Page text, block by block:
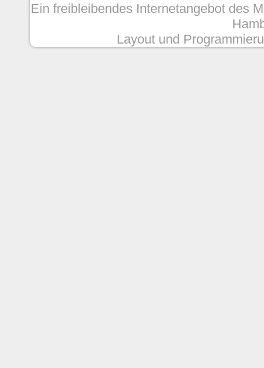
Ein freibleibendes Internetangebot des
Layout und